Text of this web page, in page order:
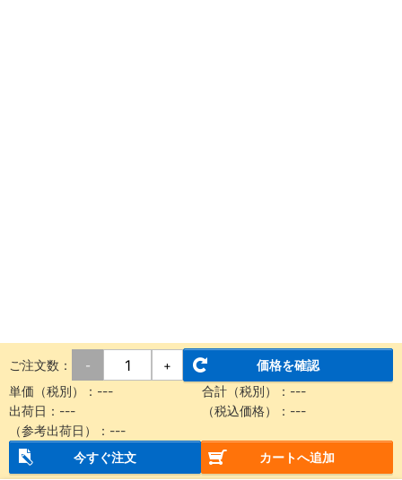
ご注文数： - +
価格を確認
単価（税別）： --- 合計（税別）： ---
出荷日： --- （税込価格）： ---
（参考出荷日）： ---
今すぐ注文
カートへ追加